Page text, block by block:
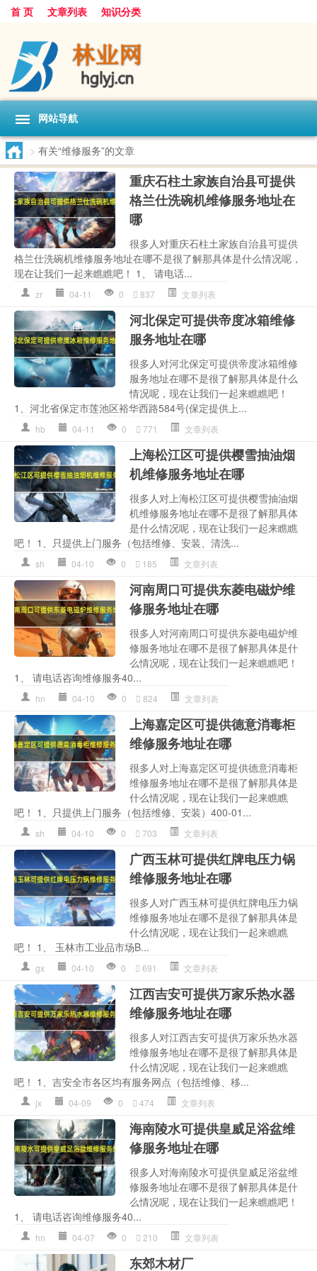
首 页 文章列表 知识分类
网站导航
> 有关“维修服务”的文章
重庆石柱土家族自治县可提供
格兰仕洗碗机维修服务地址在
哪
很多人对重庆石柱土家族自治县可提供
格兰仕洗碗机维修服务地址在哪不是很了解那具体是什么情况呢，
现在让我们一起来瞧瞧吧！ 1、 请电话...
zr 04-11 0 837 文章列表
河北保定可提供帝度冰箱维修
服务地址在哪
很多人对河北保定可提供帝度冰箱维修
服务地址在哪不是很了解那具体是什么
情况呢，现在让我们一起来瞧瞧吧！
1、河北省保定市莲池区裕华西路584号(保定提供上...
hb 04-11 0 771 文章列表
上海松江区可提供樱雪抽油烟
机维修服务地址在哪
很多人对上海松江区可提供樱雪抽油烟
机维修服务地址在哪不是很了解那具体
是什么情况呢，现在让我们一起来瞧瞧
吧！ 1、只提供上门服务（包括维修、安装、清洗...
sh 04-10 0 185 文章列表
河南周口可提供东菱电磁炉维
修服务地址在哪
很多人对河南周口可提供东菱电磁炉维
修服务地址在哪不是很了解那具体是什
么情况呢，现在让我们一起来瞧瞧吧！
1、 请电话咨询维修服务40...
hn 04-10 0 824 文章列表
上海嘉定区可提供德意消毒柜
维修服务地址在哪
很多人对上海嘉定区可提供德意消毒柜
维修服务地址在哪不是很了解那具体是
什么情况呢，现在让我们一起来瞧瞧
吧！ 1、只提供上门服务（包括维修、安装）400-01...
sh 04-10 0 703 文章列表
广西玉林可提供红牌电压力锅
维修服务地址在哪
很多人对广西玉林可提供红牌电压力锅
维修服务地址在哪不是很了解那具体是
什么情况呢，现在让我们一起来瞧瞧
吧！ 1、 玉林市工业品市场B...
gx 04-10 0 691 文章列表
江西吉安可提供万家乐热水器
维修服务地址在哪
很多人对江西吉安可提供万家乐热水器
维修服务地址在哪不是很了解那具体是
什么情况呢，现在让我们一起来瞧瞧
吧！ 1、吉安全市各区均有服务网点（包括维修、移...
jx 04-09 0 474 文章列表
海南陵水可提供皇威足浴盆维
修服务地址在哪
很多人对海南陵水可提供皇威足浴盆维
修服务地址在哪不是很了解那具体是什
么情况呢，现在让我们一起来瞧瞧吧！
1、 请电话咨询维修服务40...
hn 04-07 0 210 文章列表
东郊木材厂